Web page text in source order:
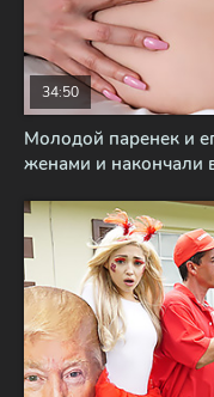
Молодой паренек и
женами и накончали
34:50